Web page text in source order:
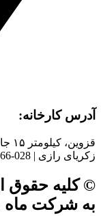
آدرس کارخانه:
زکریای رازی | 028-33453266
© کلیه حقوق
به شرکت ماه